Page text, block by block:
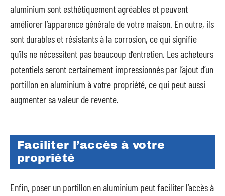
aluminium sont esthétiquement agréables et peuvent
améliorer l’apparence générale de votre maison. En outre, ils
sont durables et résistants à la corrosion, ce qui signifie
qu’ils ne nécessitent pas beaucoup d’entretien. Les acheteurs
potentiels seront certainement impressionnés par l’ajout d’un
portillon en aluminium à votre propriété, ce qui peut aussi
augmenter sa valeur de revente.
Faciliter l’accès à votre
propriété
Enfin, poser un portillon en aluminium peut faciliter l’accès à